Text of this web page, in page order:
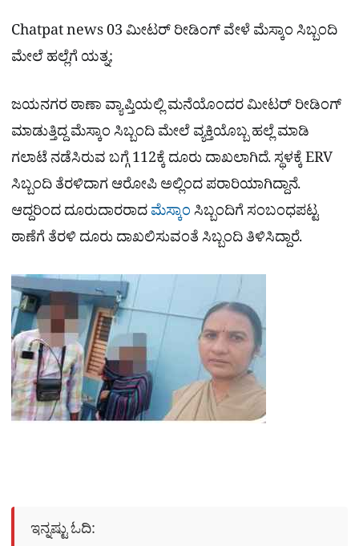
Chatpat news 03 ಮೀಟರ್ ರೀಡಿಂಗ್ ವೇಳೆ ಮೆಸ್ಕಾಂ ಸಿಬ್ಬಂದಿ
ಮೇಲೆ ಹಲ್ಲೆಗೆ ಯತ್ನ;
ಜಯನಗರ ಠಾಣಾ ವ್ಯಾಪ್ತಿಯಲ್ಲಿ ಮನೆಯೊಂದರ ಮೀಟರ್ ರೀಡಿಂಗ್
ಮಾಡುತ್ತಿದ್ದ ಮೆಸ್ಕಾಂ ಸಿಬ್ಬಂದಿ ಮೇಲೆ ವ್ಯಕ್ತಿಯೊಬ್ಬ ಹಲ್ಲೆ ಮಾಡಿ
ಗಲಾಟೆ ನಡೆಸಿರುವ ಬಗ್ಗೆ 112ಕ್ಕೆ ದೂರು ದಾಖಲಾಗಿದೆ. ಸ್ಥಳಕ್ಕೆ ERV
ಸಿಬ್ಬಂದಿ ತೆರಳಿದಾಗ ಆರೋಪಿ ಅಲ್ಲಿಂದ ಪರಾರಿಯಾಗಿದ್ದಾನೆ.
ಆದ್ದರಿಂದ ದೂರುದಾರರಾದಮೆಸ್ಕಾಂಸಿಬ್ಬಂದಿಗೆ ಸಂಬಂಧಪಟ್ಟ
ಠಾಣೆಗೆ ತೆರಳಿ ದೂರು ದಾಖಲಿಸುವಂತೆ ಸಿಬ್ಬಂದಿ ತಿಳಿಸಿದ್ದಾರೆ.
ಇನ್ನಷ್ಟು ಓದಿ: